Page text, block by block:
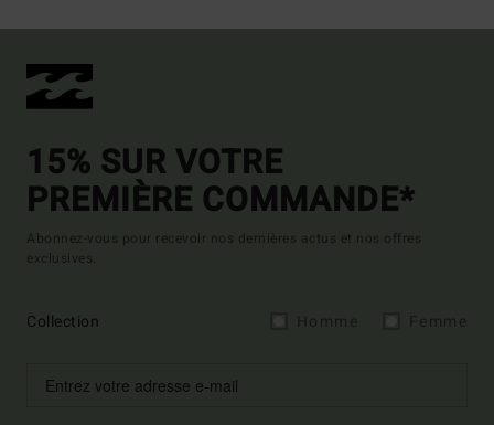
15% SUR VOTRE
PREMIÈRE COMMANDE*
Abonnez-vous pour recevoir nos dernières actus et nos offres
exclusives.
Collection